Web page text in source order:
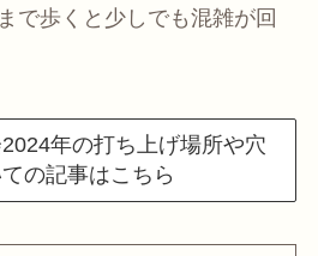
で歩くと少しでも混雑が回
年の打ち上げ場所や穴
の記事はこちら